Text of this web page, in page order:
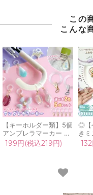
この
こんな
【キーホルダー類】5個
アンブレラマーカー め
じるし チャーム めじる
し アクセサリー パーツ
リコンリング UVレジ
199円(税込219円)
◎【
き
+2
ー
学